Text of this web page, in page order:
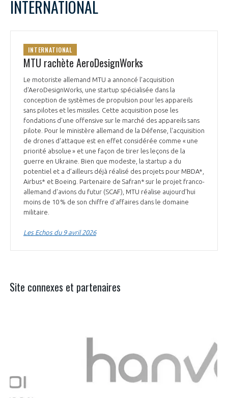
INTERNATIONAL
INTERNATIONAL
MTU rachète AeroDesignWorks
Le motoriste allemand MTU a annoncé l'acquisition
d'AeroDesignWorks, une startup spécialisée dans la
conception de systèmes de propulsion pour les appareils
sans pilotes et les missiles. Cette acquisition pose les
fondations d'une offensive sur le marché des appareils sans
pilote. Pour le ministère allemand de la Défense, l'acquisition
de drones d'attaque est en effet considérée comme « une
priorité absolue » et une façon de tirer les leçons de la
guerre en Ukraine. Bien que modeste, la startup a du
potentiel et a d’ailleurs déjà réalisé des projets pour MBDA*,
Airbus* et Boeing. Partenaire de Safran* sur le projet franco-
allemand d'avions du futur (SCAF), MTU réalise aujourd'hui
moins de 10 % de son chiffre d'affaires dans le domaine
militaire.
Les Echos du 9 avril 2026
Site connexes et partenaires